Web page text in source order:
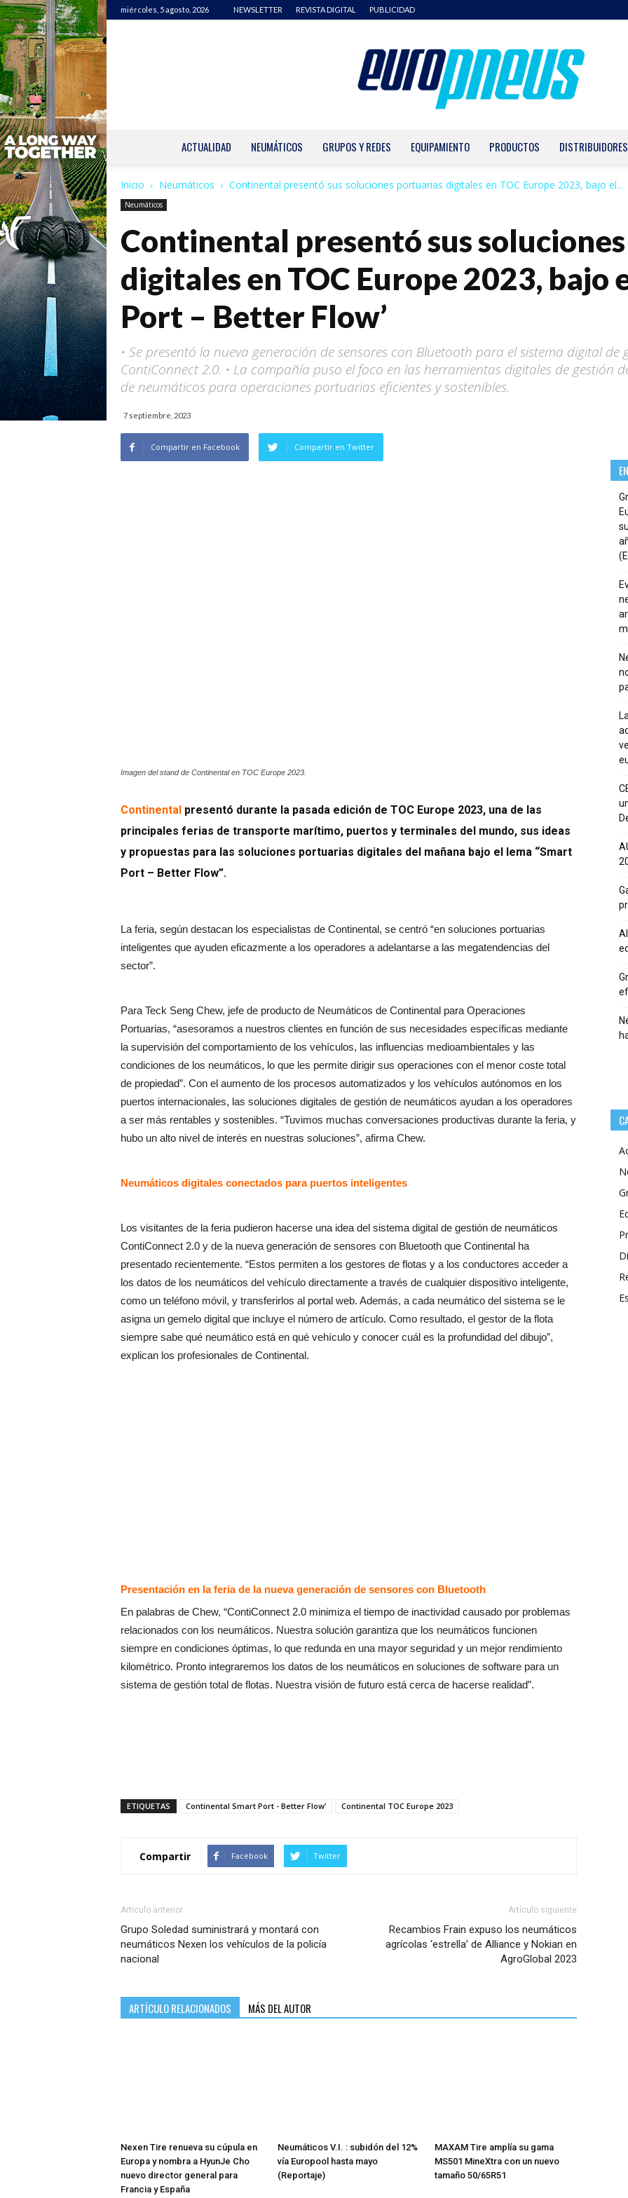
miércoles, 5 agosto, 2026 NEWSLETTER REVISTA DIGITAL PUBLICIDAD
ACTUALIDAD NEUMÁTICOS GRUPOS Y REDES EQUIPAMIENTO PRODUCTOS DISTRIBUIDORES
Inicio Neumáticos Continental presentó sus soluciones portuarias digitales en TOC Europe 2023, bajo el...
Neumáticos
Continental presentó sus
digitales en TOC Europe 2023, bajo
Port – Better Flow’
• Se presentó la nueva generación de sensores con Bluetooth para el sistema digital de
ContiConnect 2.0. • La compañía puso el foco en las herramientas digitales de gestión
de neumáticos para operaciones portuarias eficientes y sostenibles.
7 septiembre, 2023
Compartir en Facebook Compartir en Twitter
Imagen del stand de Continental en TOC Europe 2023.
Continental presentó durante la pasada edición de TOC Europe 2023, una de las
principales ferias de transporte marítimo, puertos y terminales del mundo, sus ideas
y propuestas para las soluciones portuarias digitales del mañana bajo el lema “Smart
Port – Better Flow”.
La feria, según destacan los especialistas de Continental, se centró “en soluciones portuarias
inteligentes que ayuden eficazmente a los operadores a adelantarse a las megatendencias del
sector”.
Para Teck Seng Chew, jefe de producto de Neumáticos de Continental para Operaciones
Portuarias, “asesoramos a nuestros clientes en función de sus necesidades específicas mediante
la supervisión del comportamiento de los vehículos, las influencias medioambientales y las
condiciones de los neumáticos, lo que les permite dirigir sus operaciones con el menor coste total
de propiedad”. Con el aumento de los procesos automatizados y los vehículos autónomos en los
puertos internacionales, las soluciones digitales de gestión de neumáticos ayudan a los operadores
a ser más rentables y sostenibles. “Tuvimos muchas conversaciones productivas durante la feria, y
hubo un alto nivel de interés en nuestras soluciones”, afirma Chew.
Neumáticos digitales conectados para puertos inteligentes
Los visitantes de la feria pudieron hacerse una idea del sistema digital de gestión de neumáticos
ContiConnect 2.0 y de la nueva generación de sensores con Bluetooth que Continental ha
presentado recientemente. “Estos permiten a los gestores de flotas y a los conductores acceder a
los datos de los neumáticos del vehículo directamente a través de cualquier dispositivo inteligente,
como un teléfono móvil, y transferirlos al portal web. Además, a cada neumático del sistema se le
asigna un gemelo digital que incluye el número de artículo. Como resultado, el gestor de la flota
siempre sabe qué neumático está en qué vehículo y conocer cuál es la profundidad del dibujo”,
explican los profesionales de Continental.
Presentación en la feria de la nueva generación de sensores con Bluetooth
En palabras de Chew, “ContiConnect 2.0 minimiza el tiempo de inactividad causado por problemas
relacionados con los neumáticos. Nuestra solución garantiza que los neumáticos funcionen
siempre en condiciones óptimas, lo que redunda en una mayor seguridad y un mejor rendimiento
kilométrico. Pronto integraremos los datos de los neumáticos en soluciones de software para un
sistema de gestión total de flotas. Nuestra visión de futuro está cerca de hacerse realidad”.
ETIQUETAS Continental Smart Port - Better Flow’ Continental TOC Europe 2023
Compartir Facebook Twitter
Artículo anterior
Grupo Soledad suministrará y montará con
neumáticos Nexen los vehículos de la policía
nacional
Artículo siguiente
Recambios Frain expuso los neumáticos
agrícolas ‘estrella’ de Alliance y Nokian en
AgroGlobal 2023
ARTÍCULO RELACIONADOS MÁS DEL AUTOR
Nexen Tire renueva su cúpula en
Europa y nombra a HyunJe Cho
nuevo director general para
Francia y España
Neumáticos V.I. : subidón del 12%
vía Europool hasta mayo
(Reportaje)
MAXAM Tire amplía su gama
MS501 MineXtra con un nuevo
tamaño 50/65R51